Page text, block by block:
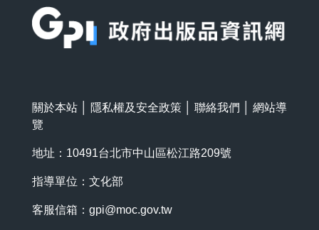
關於本站 隱私權及安全政策 聯絡我們
網站導
覽
地址：10491台北市中山區松江路209號
指導單位：文化部
客服信箱： gpi@moc.gov.tw